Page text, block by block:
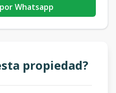
Whatsapp
propiedad?